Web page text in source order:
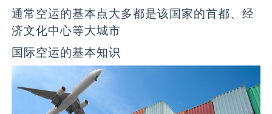
通常空运的基本点大多都是该国家的首都、经
济文化中心等大城市
国际空运的基本知识